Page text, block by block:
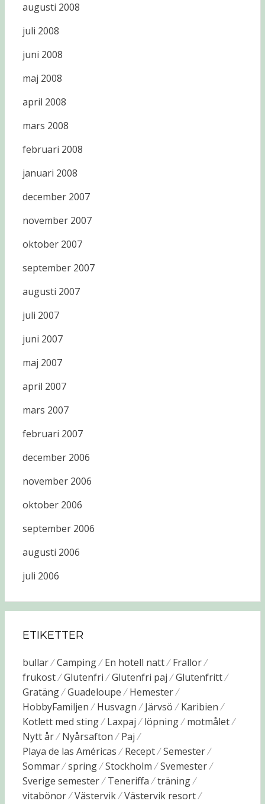
augusti 2008
juli 2008
juni 2008
maj 2008
april 2008
mars 2008
februari 2008
januari 2008
december 2007
november 2007
oktober 2007
september 2007
augusti 2007
juli 2007
juni 2007
maj 2007
april 2007
mars 2007
februari 2007
december 2006
november 2006
oktober 2006
september 2006
augusti 2006
juli 2006
ETIKETTER
bullar Camping En hotell natt
Frallor
frukost
Glutenfri Glutenfri paj
Glutenfritt
Gratäng
Guadeloupe
Hemester
HobbyFamiljen
Husvagn Järvsö
Karibien
Kotlett med sting
Laxpaj löpning
motmålet
Nytt år
Nyårsafton
Paj
Playa de las Américas
Recept
Semester
Sommar
spring Stockholm
Svemester
Sverige semester
Teneriffa
träning
vitabönor
Västervik Västervik resort